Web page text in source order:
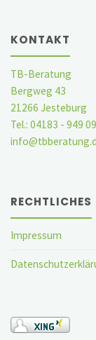
KONTAKT
TB-Beratung
Bergweg 43
21266 Jesteburg
Tel.: 04183 - 949
RECHTLICHES
Impressum